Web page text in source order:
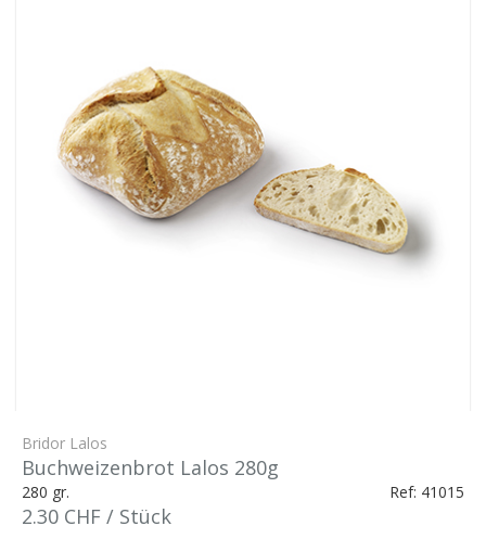
Bridor Lalos
Buchweizenbrot Lalos 280g
280 gr. Ref: 41015
2.30 CHF / Stück